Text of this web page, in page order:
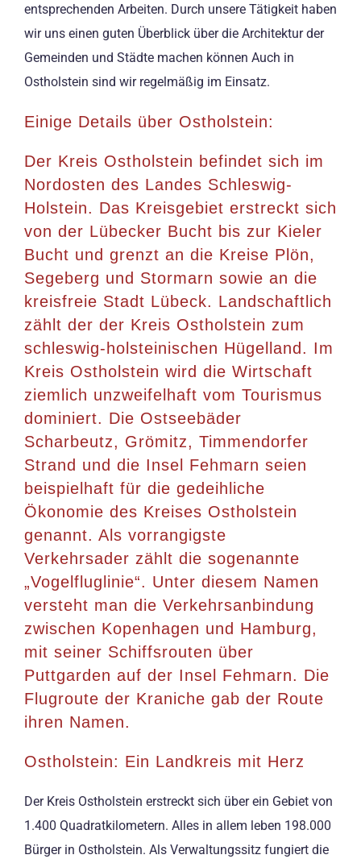
entsprechenden Arbeiten. Durch unsere Tätigkeit haben
wir uns einen guten Überblick über die Architektur der
Gemeinden und Städte machen können Auch in
Ostholstein sind wir regelmäßig im Einsatz.
Einige Details über Ostholstein:
Der Kreis Ostholstein befindet sich im
Nordosten des Landes Schleswig-
Holstein. Das Kreisgebiet erstreckt sich
von der Lübecker Bucht bis zur Kieler
Bucht und grenzt an die Kreise Plön,
Segeberg und Stormarn sowie an die
kreisfreie Stadt Lübeck. Landschaftlich
zählt der der Kreis Ostholstein zum
schleswig-holsteinischen Hügelland. Im
Kreis Ostholstein wird die Wirtschaft
ziemlich unzweifelhaft vom Tourismus
dominiert. Die Ostseebäder
Scharbeutz, Grömitz, Timmendorfer
Strand und die Insel Fehmarn seien
beispielhaft für die gedeihliche
Ökonomie des Kreises Ostholstein
genannt. Als vorrangigste
Verkehrsader zählt die sogenannte
„Vogelfluglinie“. Unter diesem Namen
versteht man die Verkehrsanbindung
zwischen Kopenhagen und Hamburg,
mit seiner Schiffsrouten über
Puttgarden auf der Insel Fehmarn. Die
Flugroute der Kraniche gab der Route
ihren Namen.
Ostholstein: Ein Landkreis mit Herz
Der Kreis Ostholstein erstreckt sich über ein Gebiet von
1.400 Quadratkilometern. Alles in allem leben 198.000
Bürger in Ostholstein. Als Verwaltungssitz fungiert die